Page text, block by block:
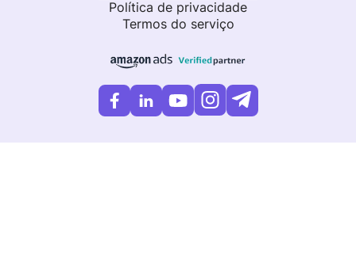
Política de privacidade
Termos do serviço